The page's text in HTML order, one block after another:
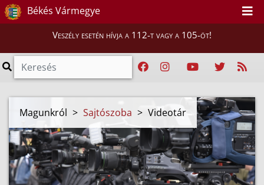
Békés Vármegye
Veszély esetén hívja a 112-t vagy a 105-öt!
Magunkról > Sajtószoba > Videotár